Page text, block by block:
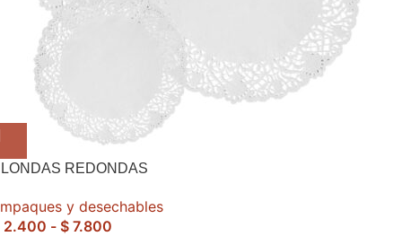
REDONDAS
y desechables
2.400 - $ 7.800